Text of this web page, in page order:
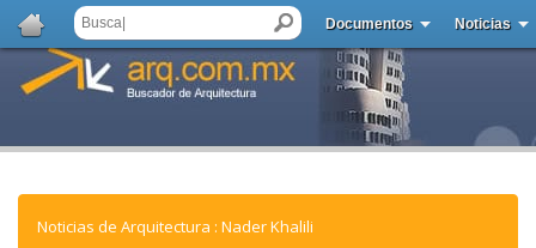
Documentos Noticias
Noticias de Arquitectura : Nader Khalili